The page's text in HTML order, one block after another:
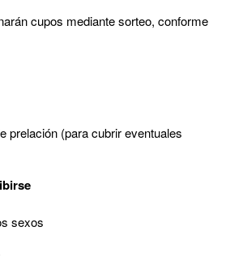
cupos mediante sorteo, conforme
prelación (para cubrir eventuales
sexos